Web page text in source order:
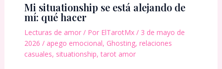
Mi situationship se está alejando de
mí: qué hacer
Lecturas de amor/ Por ElTarotMx / 3 de mayo de
2026 / apego emocional, Ghosting, relaciones
casuales, situationship,tarot amor